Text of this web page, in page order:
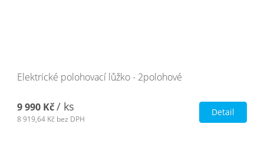
Elektrické polohovací lůžko - 2polohové
9 990 Kč/ ks
8 919,64 Kč bez DPH
Detail